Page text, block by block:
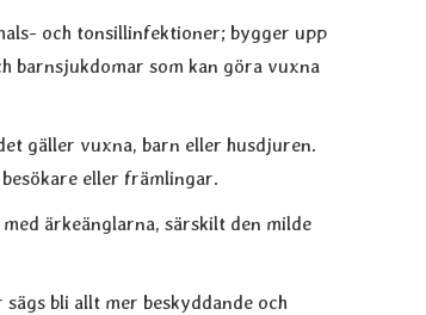
och tonsillinfektioner; bygger upp
barnsjukdomar som kan göra vuxna
gäller vuxna, barn eller husdjuren.
eller främlingar.
ärkeänglarna, särskilt den milde
bli allt mer beskyddande och